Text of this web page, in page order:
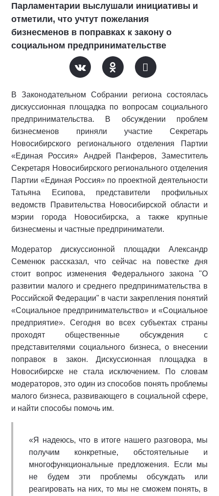
Парламентарии выслушали инициативы и
отметили, что учтут пожелания
бизнесменов в поправках к закону о
социальном предпринимательстве
В Законодательном Собрании региона состоялась
дискуссионная площадка по вопросам социального
предпринимательства. В обсуждении проблем
бизнесменов приняли участие Секретарь
Новосибирского регионального отделения Партии
«Единая Россия» Андрей Панферов, Заместитель
Секретаря Новосибирского регионального отделения
Партии «Единая Россия» по проектной деятельности
Татьяна Есипова, представители профильных
ведомств Правительства Новосибирской области и
мэрии города Новосибирска, а также крупные
бизнесмены и частные предприниматели.
Модератор дискуссионной площадки Александр
Семенюк рассказал, что сейчас на повестке дня
стоит вопрос изменения Федерального закона "О
развитии малого и среднего предпринимательства в
Российской Федерации" в части закрепления понятий
«Социальное предпринимательство» и «Социальное
предприятие». Сегодня во всех субъектах страны
проходят общественные обсуждения с
представителями социального бизнеса, о внесении
поправок в закон. Дискуссионная площадка в
Новосибирске не стала исключением. По словам
модераторов, это один из способов понять проблемы
малого бизнеса, развивающего в социальной сфере,
и найти способы помочь им.
«Я надеюсь, что в итоге нашего разговора, мы
получим конкретные, обстоятельные и
многофункциональные предложения. Если мы
не будем эти проблемы обсуждать или
реагировать на них, то мы не сможем понять, в